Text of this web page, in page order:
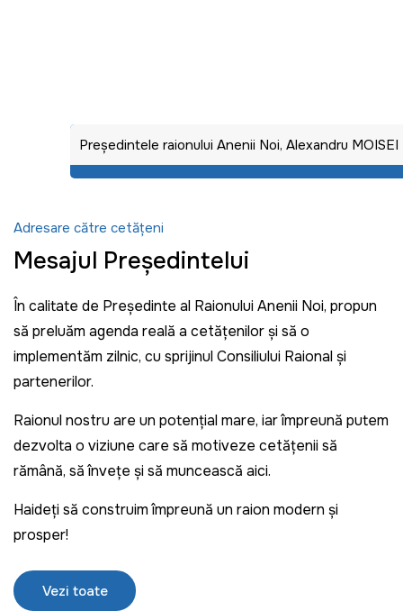
Adresare către cetățeni
Mesajul Președintelui
În calitate de Președinte al Raionului Anenii Noi, propun
să preluăm agenda reală a cetățenilor și să o
implementăm zilnic, cu sprijinul Consiliului Raional și
partenerilor.
Raionul nostru are un potențial mare, iar împreună putem
dezvolta o viziune care să motiveze cetățenii să
rămână, să învețe și să muncească aici.
Haideți să construim împreună un raion modern și
prosper!
Vezi toate
Preşedintele raionului Anenii Noi, Alexandru MOISEI